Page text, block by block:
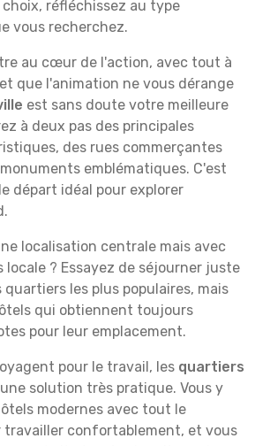
réfléchissez au type
vous recherchez.
au cœur de l'action, avec tout à
que l'animation ne vous dérange
est sans doute votre meilleure
à deux pas des principales
des rues commerçantes
emblématiques. C'est
départ idéal pour explorer
localisation centrale mais avec
locale ? Essayez de séjourner juste
les plus populaires, mais
qui obtiennent toujours
pour leur emplacement.
pour le travail, les quartiers
solution très pratique. Vous y
modernes avec tout le
travailler confortablement, et vous